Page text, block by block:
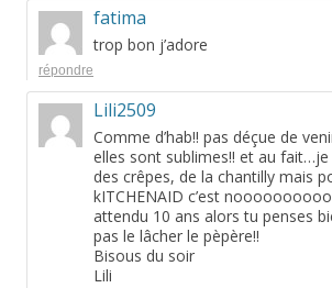
fatima
trop bon j’adore
répondre
Lili2509
Comme d’hab!! pas déçue de
elles sont sublimes!! et au
des crêpes, de la chantilly mais
kITCHENAID c’est
attendu 10 ans alors tu penses
pas le lâcher le pèpère!!
Bisous du soir
Lili